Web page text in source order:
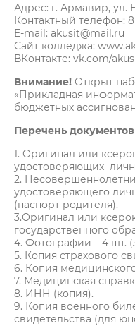
Адрес: г. Армавир,
Контактный телефон:
E-mail:
Сайт колледжа:
ВКонтакте: vk.com/
Внимание! Открыт
«Прикладная
бюджетных
Перечень
1. Оригинал или
удостоверяющих
2.
удостоверяющего
(паспорт родителя).
3.Оригинал или
государственного
4. Фотографии – 4 шт.
5. Копия страхового
6. Копия
7. Медицинская
8. ИНН (копия).
9. Копия военного
свидетельства (для